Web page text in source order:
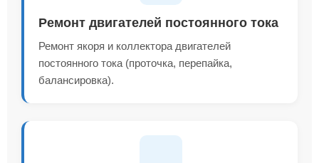
Ремонт двигателей постоянного тока
Ремонт якоря и коллектора двигателей
постоянного тока (проточка, перепайка,
балансировка).